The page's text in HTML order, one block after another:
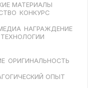
МАТЕРИАЛЫ
КОНКУРС
НАГРАЖДЕНИЕ
ОРИГИНАЛЬНОСТЬ
ОПЫТ